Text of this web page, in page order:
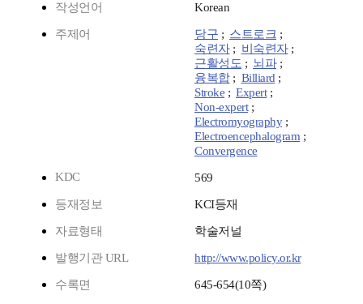
작성언어 Korean
주제어 당구 ; 스트로크 ;
숙련자; 비숙련자;
근활성도 ; 뇌파;
융복합; Billiard ;
Stroke ; Expert;
Non-expert;
Electromyography;
Electroencephalogram;
Convergence
KDC
569
등재정보 KCI등재
자료형태 학술저널
발행기관 URL http://www.policy.or.kr
수록면 645-654(10쪽)